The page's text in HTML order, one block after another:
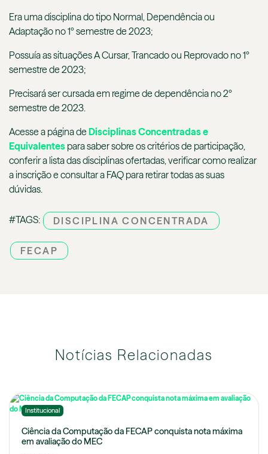
Era uma disciplina do tipo Normal, Dependência ou
Adaptação no 1º semestre de 2023;
Possuía as situações A Cursar, Trancado ou Reprovado no 1º
semestre de 2023;
Precisará ser cursada em regime de dependência no 2º
semestre de 2023.
Acesse a página de Disciplinas Concentradas e
Equivalentes para saber sobre os critérios de participação,
conferir a lista das disciplinas ofertadas, verificar como realizar
a inscrição e consultar a FAQ para retirar todas as suas
dúvidas.
#TAGS: DISCIPLINA CONCENTRADA
FECAP
Notícias Relacionadas
Institucional
Ciência da Computação da FECAP conquista nota máxima
em avaliação do MEC